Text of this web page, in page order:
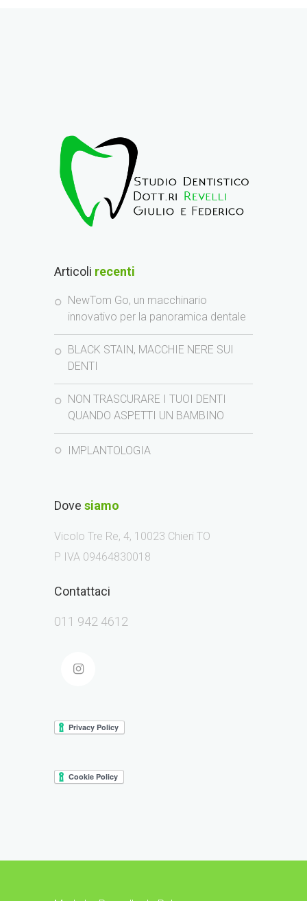
Articoli recenti
NewTom Go, un macchinario
innovativo per la panoramica dentale
BLACK STAIN, MACCHIE NERE SUI
DENTI
NON TRASCURARE I TUOI DENTI
QUANDO ASPETTI UN BAMBINO
IMPLANTOLOGIA
Dove siamo
Vicolo Tre Re, 4, 10023 Chieri TO
P IVA 09464830018
Contattaci
011 942 4612